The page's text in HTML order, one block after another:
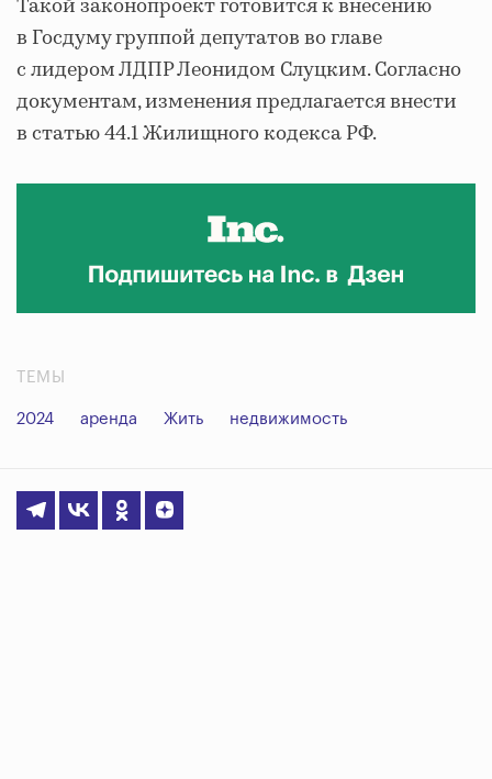
Такой законопроект готовится к внесению
в Госдуму группой депутатов во главе
с лидером ЛДПР Леонидом Слуцким. Согласно
документам, изменения предлагается внести
в статью 44.1 Жилищного кодекса РФ.
ТЕМЫ
2024 аренда Жить недвижимость